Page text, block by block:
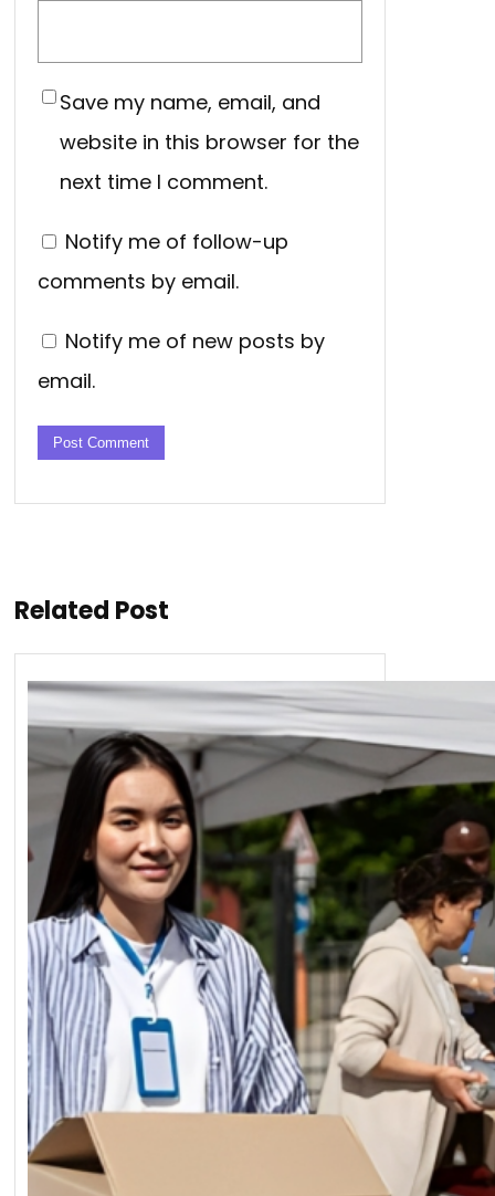
Save my name, email, and
website in this browser for the
next time I comment.
Notify me of follow-up
comments by email.
Notify me of new posts by
email.
Related Post